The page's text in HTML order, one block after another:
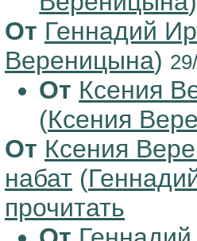
От Геннадий
Вереницына)
От Ксения
(Ксения
От Ксения
набат (
прочитать